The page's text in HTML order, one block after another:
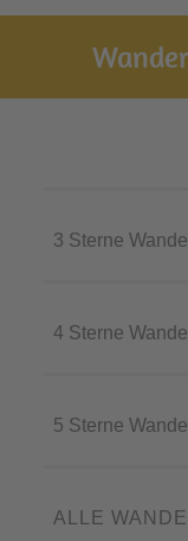
3 Sterne
4 Sterne
5 Sterne
ALLE